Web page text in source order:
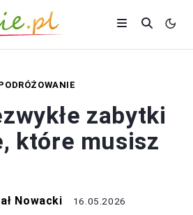
zabytki
które musisz
Nowacki 16.05.2026